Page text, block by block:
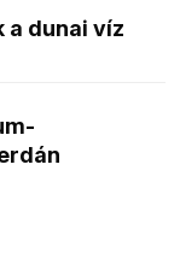
a dunai víz